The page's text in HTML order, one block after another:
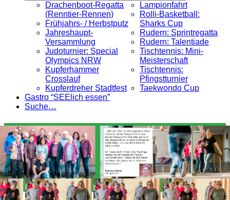
Drachenboot-Regatta
(Renntier-Rennen)
Frühjahrs- / Herbstputz
Jahreshaupt-
Versammlung
Judoturnier: Special
Olympics NRW
Kupferhammer
Crosslauf
Kupferdreher Stadtfest
Lampionfahrt
Rolli-Basketball:
Sharks Cup
Rudern: Sprintregatta
Rudern: Talentiade
Tischtennis: Mini-
Meisterschaft
Tischtennis:
Pfingstturnier
Taekwondo Cup
Gastro “SEElich essen”
Suche…